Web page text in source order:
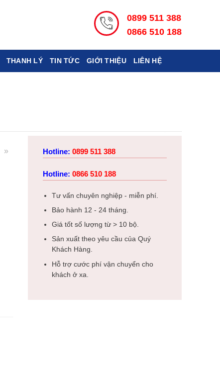
0899 511 388
0866 510 188
THANH LÝ TIN TỨC GIỚI THIỆU LIÊN HỆ
»
Hotline: 0899 511 388
Hotline: 0866 510 188
Tư vấn chuyên nghiệp - miễn phí.
Bảo hành 12 - 24 tháng.
Giá tốt số lượng từ > 10 bộ.
Sản xuất theo yêu cầu của Quý
Khách Hàng.
Hỗ trợ cước phí vận chuyển cho
khách ở xa.